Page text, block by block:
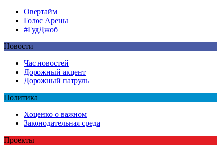
Овертайм
Голос Арены
#ГудДжоб
Новости
Час новостей
Дорожный акцент
Дорожный патруль
Политика
Хоценко о важном
Законодательная среда
Проекты